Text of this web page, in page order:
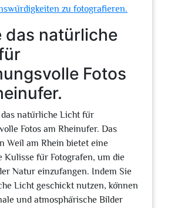
zu fotografieren.
das natürliche
Fotos
natürliche Licht für
Fotos am Rheinufer. Das
Weil am Rhein bietet eine
Kulisse für Fotografen, um die
Natur einzufangen. Indem Sie
Licht geschickt nutzen, können
und atmosphärische Bilder